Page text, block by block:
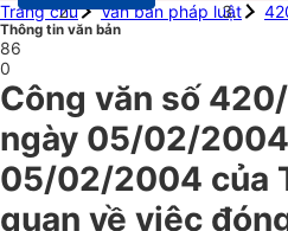
Trang chủ
Văn bản pháp luật
Thông tin văn bản
86
0
Công văn số
ngày 05/02/
05/02/2004 của
quan về việc